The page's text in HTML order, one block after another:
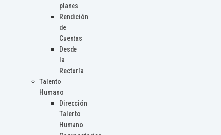
planes
Rendición
de
Cuentas
Desde
la
Rectoría
Talento
Humano
Dirección
Talento
Humano